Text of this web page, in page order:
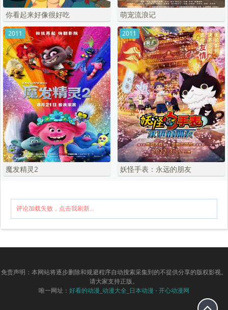
你看起来好像很好吃 萌宠流浪记
2011
魔发精灵2
2011
妖怪手表：永远的朋友
评论加载失败，点击我刷新...
免责声明：本网站将逐步删除和规避程序自动搜索采集到的不提供分享的版权影视。
请大家支持正版。
唯一网址： 好看的动漫_动漫大全_日本动漫 - 开心动漫网